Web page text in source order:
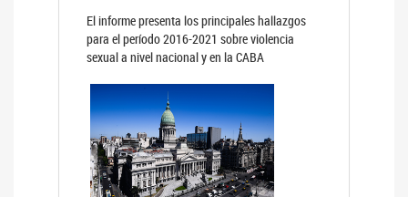
El informe presenta los principales hallazgos
para el período 2016-2021 sobre violencia
sexual a nivel nacional y en la CABA